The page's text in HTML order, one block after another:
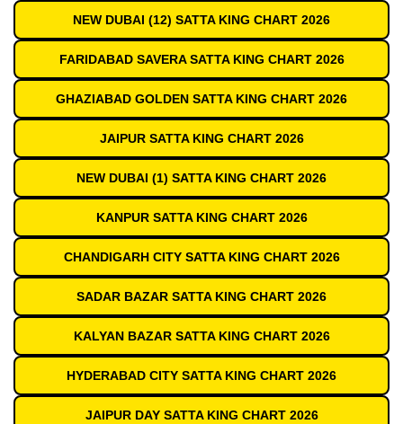
NEW DUBAI (12) SATTA KING CHART 2026
FARIDABAD SAVERA SATTA KING CHART 2026
GHAZIABAD GOLDEN SATTA KING CHART 2026
JAIPUR SATTA KING CHART 2026
NEW DUBAI (1) SATTA KING CHART 2026
KANPUR SATTA KING CHART 2026
CHANDIGARH CITY SATTA KING CHART 2026
SADAR BAZAR SATTA KING CHART 2026
KALYAN BAZAR SATTA KING CHART 2026
HYDERABAD CITY SATTA KING CHART 2026
JAIPUR DAY SATTA KING CHART 2026